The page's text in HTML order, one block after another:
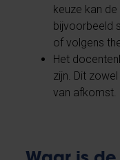
keuze kan
bijvoorbeeld
of volgens
Het
zijn. Dit
van afkomst.